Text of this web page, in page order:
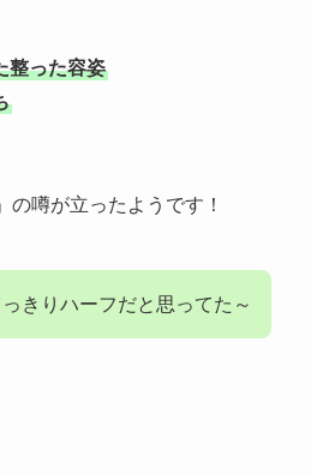
整った容姿
の噂が立ったようです！
きりハーフだと思ってた～